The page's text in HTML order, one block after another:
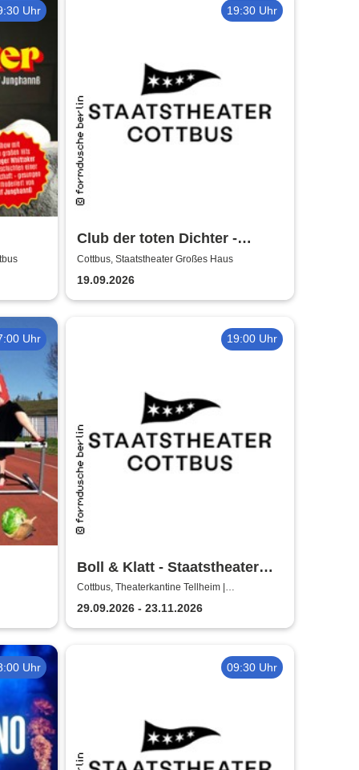
Uhr 19:30 Uhr
Club der toten Dichter -
Staatstheater Cottbus
Cottbus, Staatstheater Großes Haus
19.09.2026
Uhr 19:00 Uhr
Boll & Klatt - Staatstheater
Cottbus
Cottbus, Theaterkantine Tellheim |
Staatstheater Cottbus
29.09.2026 - 23.11.2026
Uhr 09:30 Uhr